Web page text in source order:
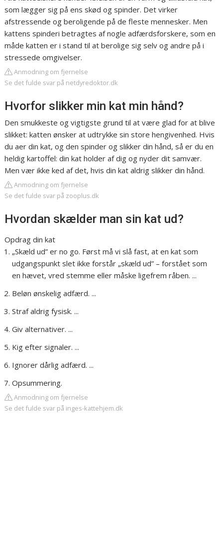
som lægger sig på ens skød og spinder. Det virker
afstressende og beroligende på de fleste mennesker. Men
kattens spinderi betragtes af nogle adfærdsforskere, som en
måde katten er i stand til at berolige sig selv og andre på i
stressede omgivelser.
Anmodning om fjernelse
Se det fulde svar på netdyredoktor.dk
Hvorfor slikker min kat min hånd?
Den smukkeste og vigtigste grund til at være glad for at blive
slikket: katten ønsker at udtrykke sin store hengivenhed. Hvis
du aer din kat, og den spinder og slikker din hånd, så er du en
heldig kartoffel: din kat holder af dig og nyder dit samvær.
Men vær ikke ked af det, hvis din kat aldrig slikker din hånd.
Anmodning om fjernelse
Se det fulde svar på zooplus.dk
Hvordan skælder man sin kat ud?
Opdrag din kat
„Skæld ud” er no go. Først må vi slå fast, at en kat som
udgangspunkt slet ikke forstår „skæld ud” – forstået som
en hævet, vred stemme eller måske ligefrem råben. ...
Beløn ønskelig adfærd. ...
Straf aldrig fysisk. ...
Giv alternativer. ...
Kig efter signaler. ...
Ignorer dårlig adfærd. ...
Opsummering.
Anmodning om fjernelse
Se det fulde svar på inges-kattehjem.dk